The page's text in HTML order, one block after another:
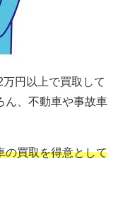
円以上で買取して
ん、不動車や事故車
の買取を得意として